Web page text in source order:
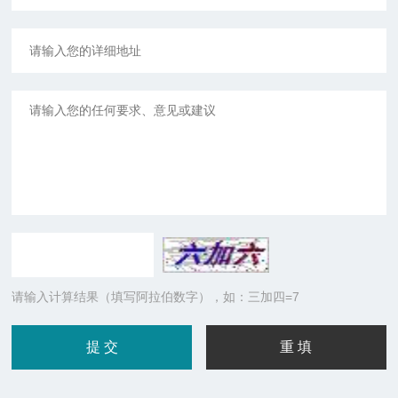
请输入计算结果（填写阿拉伯数字），如：三加四=7